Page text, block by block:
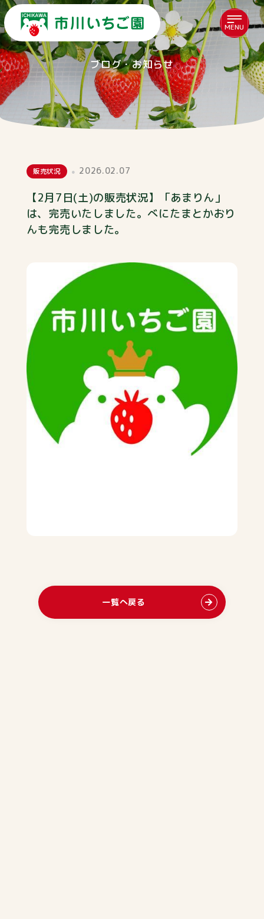
MENU
ブログ・お知らせ
販売状況 2026.02.07
【2月7日(土)の販売状況】「あまりん」
は、完売いたしました。べにたまとかおり
んも完売しました。
一覧へ戻る